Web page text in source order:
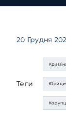
20 Грудня
Теги